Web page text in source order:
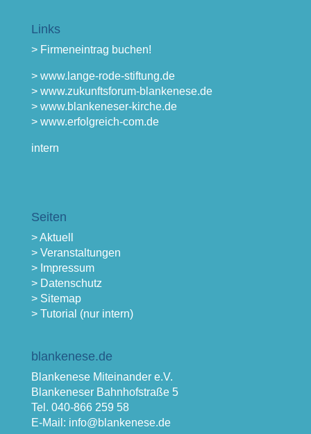
Links
> Firmeneintrag buchen!
> www.lange-rode-stiftung.de
> www.zukunftsforum-blankenese.de
> www.blankeneser-kirche.de
> www.erfolgreich-com.de
intern
Seiten
> Aktuell
> Veranstaltungen
> Impressum
> Datenschutz
> Sitemap
> Tutorial (nur intern)
blankenese.de
Blankenese Miteinander e.V.
Blankeneser Bahnhofstraße 5
Tel. 040-866 259 58
E-Mail: info@blankenese.de